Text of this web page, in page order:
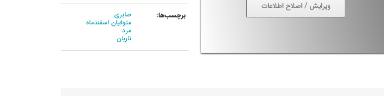
ویرایش / اصلاح اطلاعات
برچسب‌ها: صابری
متوفیان اسفندماه
مرد
ناریان